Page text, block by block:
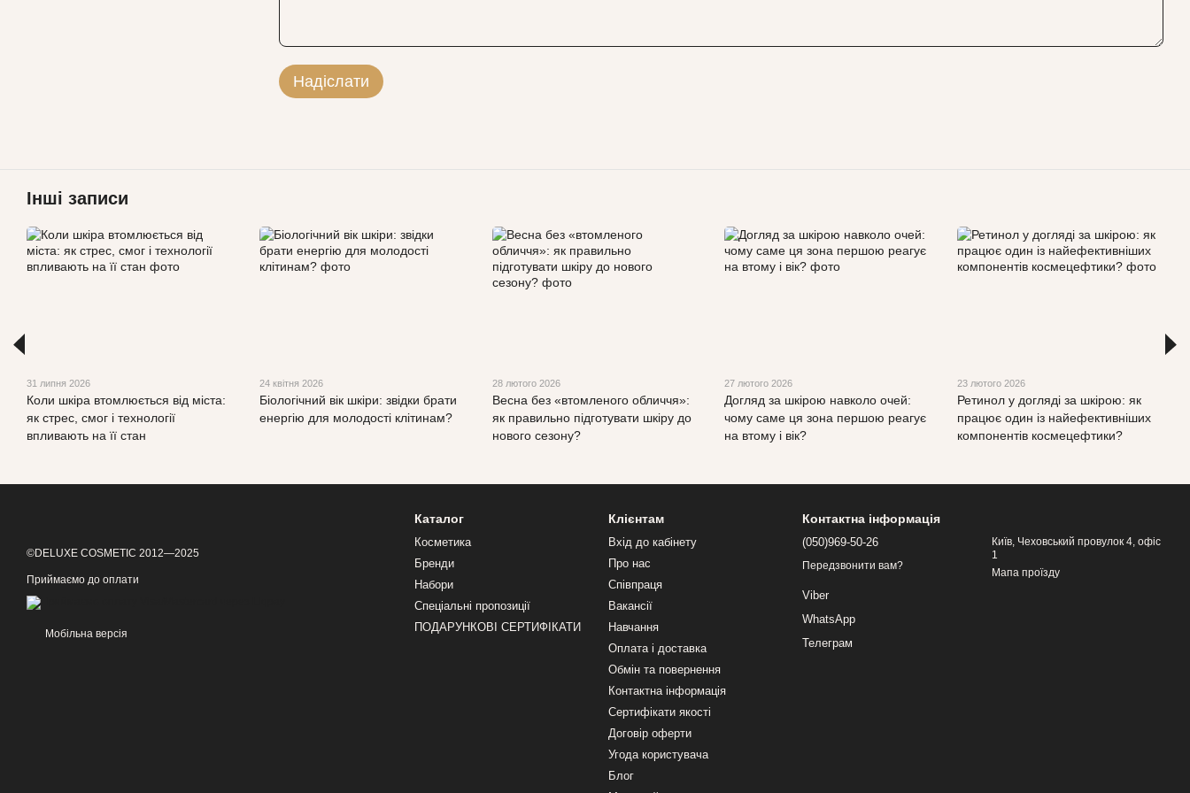
Надіслати
Інші записи
31 липня 2026
Коли шкіра втомлюється від міста:
як стрес, смог і технології
впливають на її стан
24 квітня 2026
Біологічний вік шкіри: звідки брати
енергію для молодості клітинам?
28 лютого 2026
Весна без «втомленого обличчя»:
як правильно підготувати шкіру до
нового сезону?
27 лютого 2026
Догляд за шкірою навколо очей:
чому саме ця зона першою реагує
на втому і вік?
23 лютого 2026
Ретинол у догляді за шкірою: як
працює один із найефективніших
компонентів космецефтики?
©DELUXE COSMETIC 2012—2025
Приймаємо до оплати
Мобільна версія
Каталог
Косметика
Бренди
Набори
Спеціальні пропозиції
ПОДАРУНКОВІ СЕРТИФІКАТИ
Клієнтам
Вхід до кабінету
Про нас
Співпраця
Вакансії
Навчання
Оплата і доставка
Обмін та повернення
Контактна інформація
Сертифікати якості
Договір оферти
Угода користувача
Блог
Контактна інформація
(050)969-50-26
Передзвонити вам?
Viber
WhatsApp
Телеграм
Київ, Чеховський провулок 4, офіс
1
Мапа проїзду